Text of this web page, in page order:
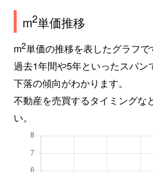
m2単価推移
m2単価の推移を表したグラフで
過去1年間や5年といったスパン
下落の傾向がわかります。
不動産を売買するタイミングな
い。